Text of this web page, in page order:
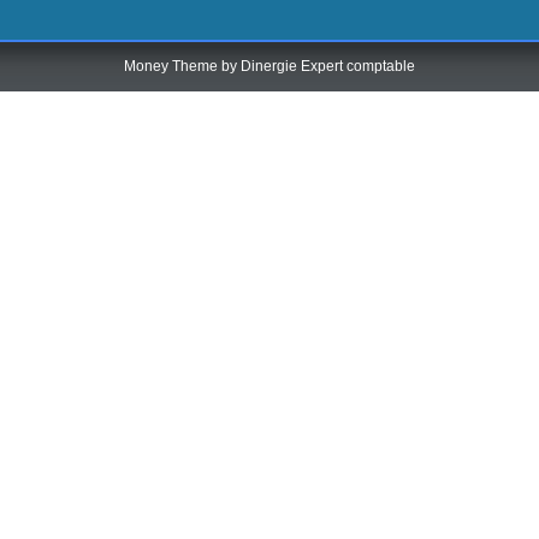
Money Theme by Dinergie Expert comptable